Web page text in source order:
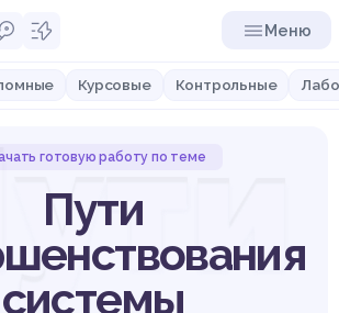
Меню
Курсовые Контрольные
готовую работу по теме
Пути
системы